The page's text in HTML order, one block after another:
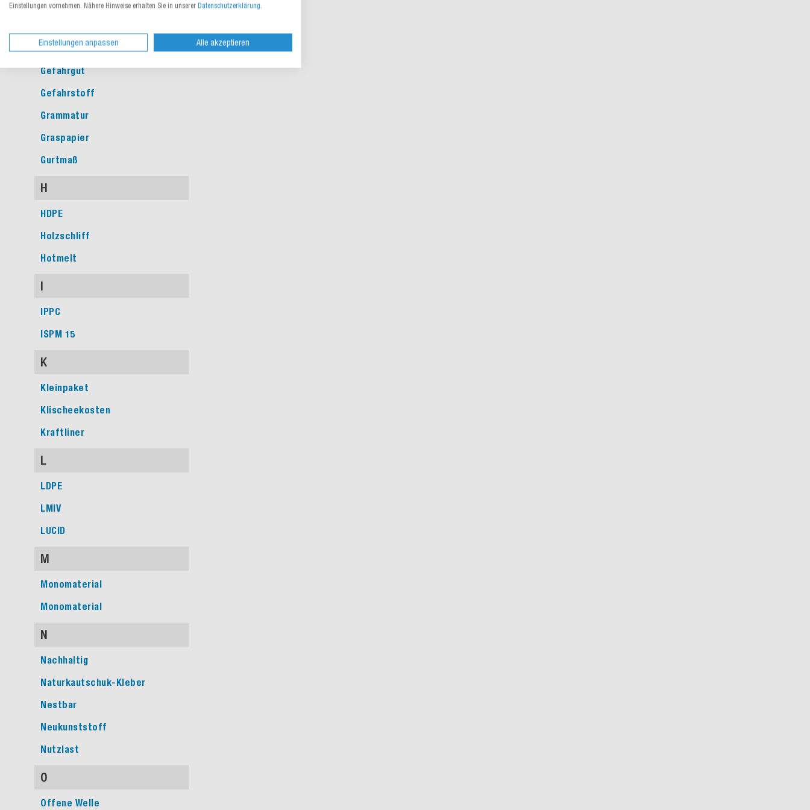
Gefache
Gefahrgut
Gefahrstoff
Grammatur
Graspapier
Gurtmaß
H
HDPE
Holzschliff
Hotmelt
I
IPPC
ISPM 15
K
Kleinpaket
Klischeekosten
Kraftliner
L
LDPE
LMIV
LUCID
M
Monomaterial
Monomaterial
N
Nachhaltig
Naturkautschuk-Kleber
Nestbar
Neukunststoff
Nutzlast
O
Offene Welle
Einstellungen vornehmen. Nähere Hinweise erhalten Sie in unserer Datenschutzerklärung.
Einstellungen anpassen Alle akzeptieren